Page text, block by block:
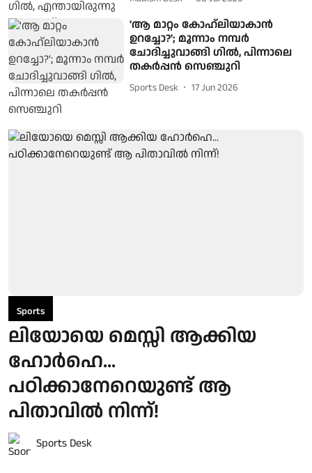
'ആ മാറ്റം കോഹ്ലിയാകാൻ
ഉറച്ചോ?'; മൂന്നാം നമ്പർ
ചോദിച്ചുവാങ്ങി ഗിൽ, പിന്നാലെ
തകർപ്പൻ സെഞ്ചുറി
Sports Desk 17 Jun 2026
Sports
ലിയോയെ മെസ്സി ആക്കിയ
ഹോർഹെ...
പഠിക്കാനേറെയുണ്ട് ആ
പിതാവിൽ നിന്ന്!
Sports Desk